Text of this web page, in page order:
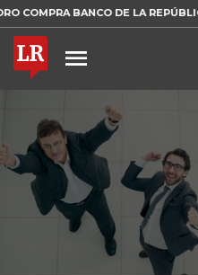
BANCO DE LA REPÚBLICA $